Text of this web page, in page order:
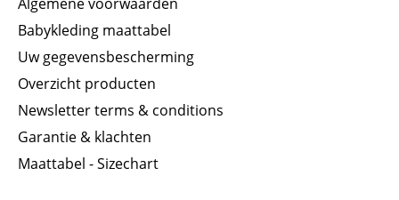
Babykleding maattabel
Uw gegevensbescherming
Overzicht producten
Newsletter terms & conditions
Garantie & klachten
Maattabel - Sizechart